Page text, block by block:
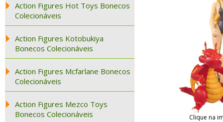
Action Figures Hot Toys Bonecos
Colecionáveis
Action Figures Kotobukiya
Bonecos Colecionáveis
Action Figures Mcfarlane Bonecos
Colecionáveis
Action Figures Mezco Toys
Bonecos Colecionáveis
Clique na